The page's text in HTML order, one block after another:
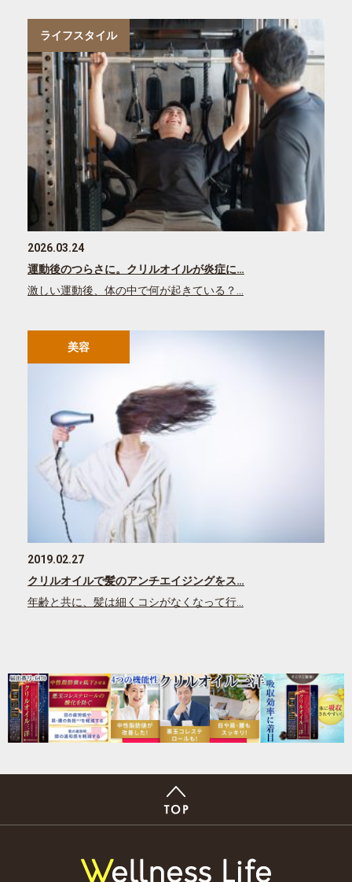
ライフスタイル
2026.03.24
運動後のつらさに。クリルオイルが炎症に…
激しい運動後、体の中で何が起きている？…
美容
2019.02.27
クリルオイルで髪のアンチエイジングをス…
年齢と共に、髪は細くコシがなくなって行…